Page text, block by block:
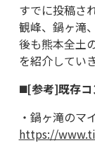
すでに投稿さ
観峰、鍋ヶ滝
後も熊本全土
を紹介してい
◼️[参考]既存コ
・鍋ヶ滝のマ
https://